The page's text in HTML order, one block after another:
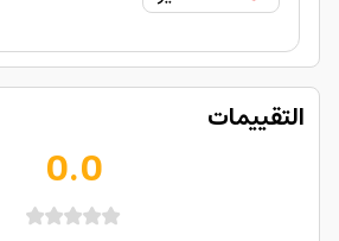
التقييمات
0.0